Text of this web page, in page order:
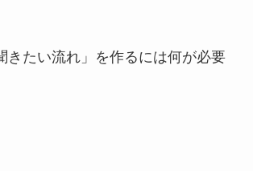
きたい流れ」を作るには何が必要